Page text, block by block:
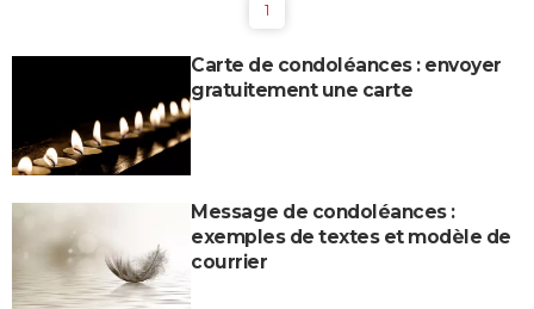
1
Carte de condoléances : envoyer
gratuitement une carte
Message de condoléances :
exemples de textes et modèle de
courrier